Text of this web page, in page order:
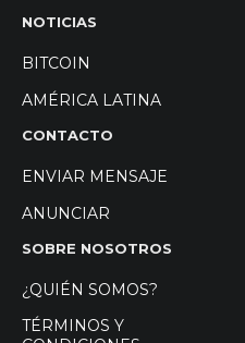
NOTICIAS
BITCOIN
AMÉRICA LATINA
CONTACTO
ENVIAR MENSAJE
ANUNCIAR
SOBRE NOSOTROS
¿QUIÉN SOMOS?
TÉRMINOS Y